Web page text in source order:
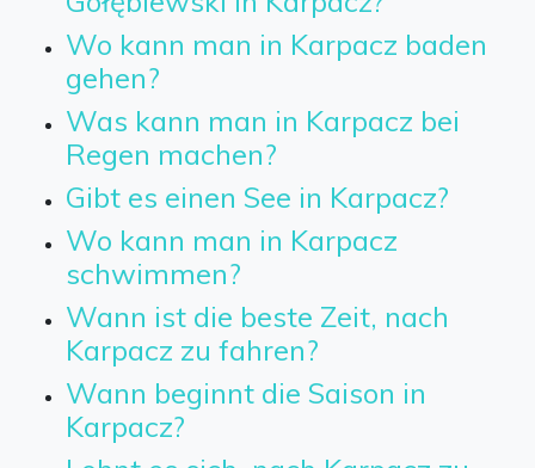
Wo kann man in Karpacz baden
gehen?
Was kann man in Karpacz bei
Regen machen?
Gibt es einen See in Karpacz?
Wo kann man in Karpacz
schwimmen?
Wann ist die beste Zeit, nach
Karpacz zu fahren?
Wann beginnt die Saison in
Karpacz?